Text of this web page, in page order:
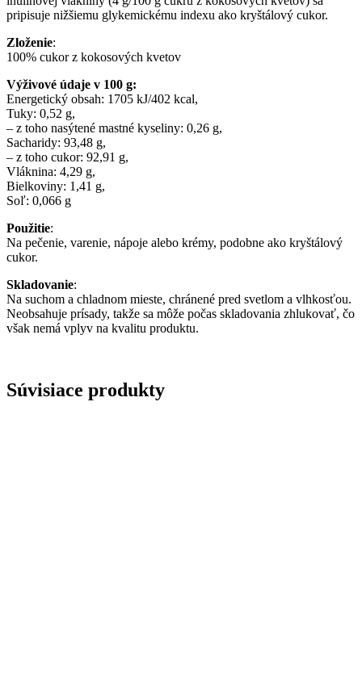
pripisuje nižšiemu glykemickému indexu ako kryštálový cukor.
Zloženie:
100% cukor z kokosových kvetov
Výživové údaje v 100 g:
Energetický obsah: 1705 kJ/402 kcal,
Tuky: 0,52 g,
– z toho nasýtené mastné kyseliny: 0,26 g,
Sacharidy: 93,48 g,
– z toho cukor: 92,91 g,
Vláknina: 4,29 g,
Bielkoviny: 1,41 g,
Soľ: 0,066 g
Použitie:
Na pečenie, varenie, nápoje alebo krémy, podobne ako kryštálový
cukor.
Skladovanie:
Na suchom a chladnom mieste, chránené pred svetlom a vlhkosťou.
Neobsahuje prísady, takže sa môže počas skladovania zhlukovať, čo
však nemá vplyv na kvalitu produktu.
Súvisiace produkty